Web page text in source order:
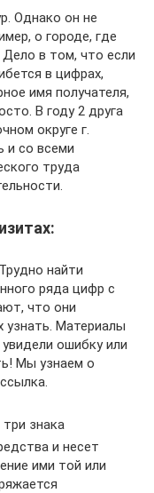
Однако он не
о городе, где
Дело в том, что если
в цифрах,
имя получателя,
В году 2 друга
округе г.
и со всеми
труда
найти
ряда цифр с
что они
узнать. Материалы
ошибку или
Мы узнаем о
знака
и несет
ими той или